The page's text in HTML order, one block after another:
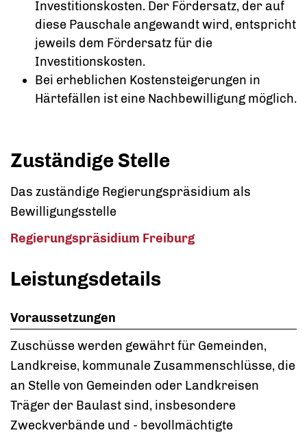
Investitionskosten. Der Fördersatz, der auf
diese Pauschale angewandt wird, entspricht
jeweils dem Fördersatz für die
Investitionskosten.
Bei erheblichen Kostensteigerungen in
Härtefällen ist eine Nachbewilligung möglich.
Zuständige Stelle
Das zuständige Regierungspräsidium als
Bewilligungsstelle
Regierungspräsidium Freiburg
Leistungsdetails
Voraussetzungen
Zuschüsse werden gewährt für Gemeinden,
Landkreise, kommunale Zusammenschlüsse, die
an Stelle von Gemeinden oder Landkreisen
Träger der Baulast sind, insbesondere
Zweckverbände und - bevollmächtigte